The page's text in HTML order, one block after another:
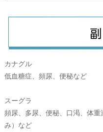
カナグル
低血糖症、頻尿、便秘など
スーグラ
頻尿、多尿、便秘、口渇、体
み）など